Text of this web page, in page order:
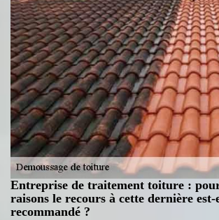
Entreprise de traitement toiture :
raisons le recours à cette dernière est-
recommandé ?